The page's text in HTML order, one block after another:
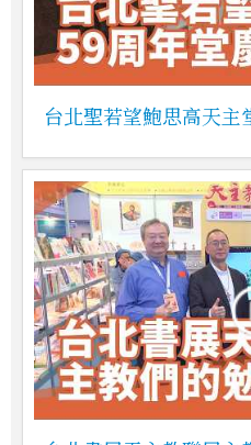
台北聖若望鮑思高天主